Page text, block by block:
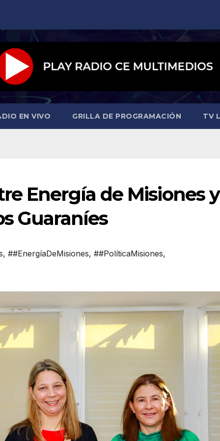
EN VIVO GRILLA DE PROGRAMACIÓN TV
Energía de Misiones
Guaraníes
, ##EnergíaDeMisiones, ##PolíticaMisiones,